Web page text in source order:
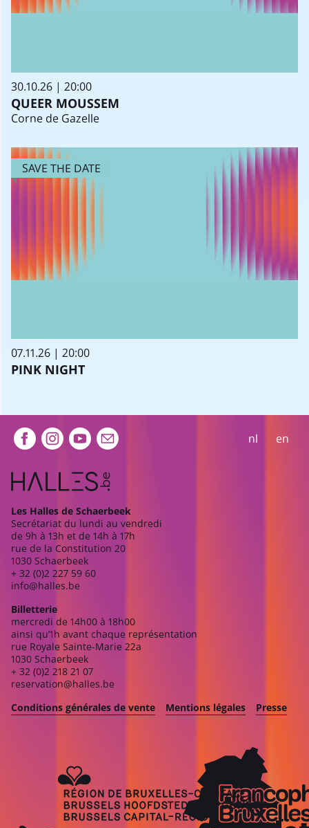
30.10.26 | 20:00
QUEER MOUSSEM
Corne de Gazelle
SAVE THE DATE
07.11.26 | 20:00
PINK NIGHT
Extra navigation nl en
Les Halles de Schaerbeek
Secrétariat du lundi au vendredi
de 9h à 13h et de 14h à 17h
rue de la Constitution 20
1030 Schaerbeek
+ 32 (0)2 227 59 60
info@halles.be
Billetterie
mercredi de 14h00 à 18h00
ainsi qu’1h avant chaque représentation
rue Royale Sainte-Marie 22a
1030 Schaerbeek
+ 32 (0)2 218 21 07
reservation@halles.be
Conditions générales de vente
Mentions légales Presse